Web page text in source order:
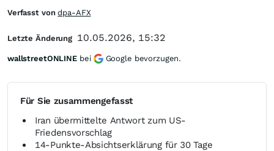
Für Sie zusammengefasst
Iran übermittelte Antwort zum US-
Friedensvorschlag
14-Punkte-Absichtserklärung für 30 Tage
Verfasst vondpa-AFX
Letzte Änderung 10.05.2026, 15:32
wallstreetONLINE bei Google bevorzugen.